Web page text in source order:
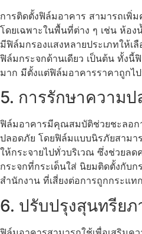
การติดตั้งฟิล์มอาคาร สามารถเพิ่
โดยเฉพาะในพื้นที่ต่าง ๆ เช่น ห้อ
มีฟิล์มกรองแสงหลายประเภทให้เ
ฟิล์มกระจกด้านเดียว เป็นต้น ทั้งนี้
มาก มีตั้งแต่ฟิล์มอาคารราคาถูกไ
5. การรักษาความ
ฟิล์มอาคารมีคุณสมบัติช่วยชะลอก
ปลอดภัย โดยฟิล์มแบบนิรภัยสามา
ให้กระจายไปทั่วบริเวณ ซึ่งช่วยลด
กระจกที่กระเด็นใส่ นิยมติดตั้งกับก
สำนักงาน ที่เสี่ยงต่อการถูกกระแทก
6. ปรับปรุงสุนทรียภ